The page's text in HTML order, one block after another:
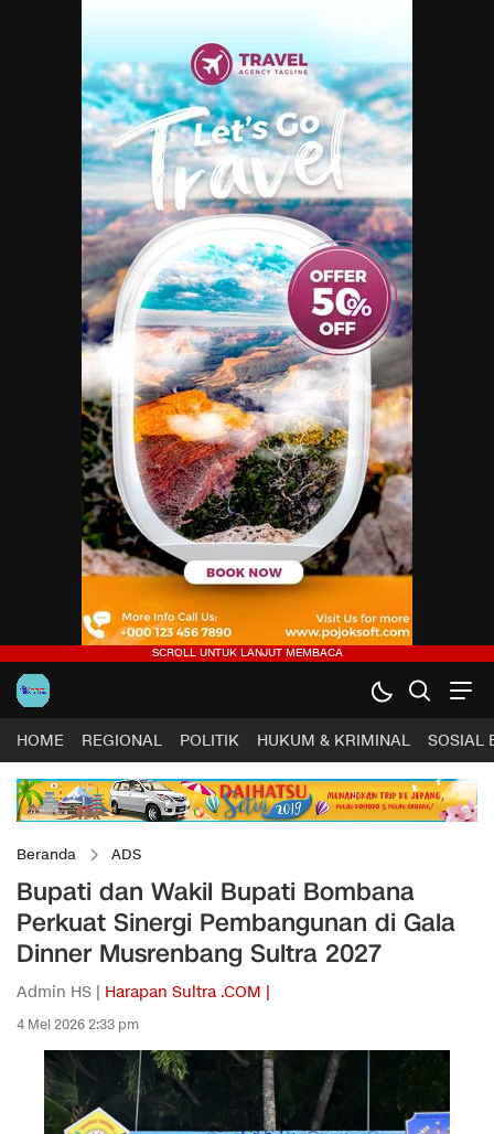
HOME REGIONAL POLITIK HUKUM & KRIMINAL SOSIAL
Beranda ADS
Bupati dan Wakil Bupati Bombana
Perkuat Sinergi Pembangunan di Gala
Dinner Musrenbang Sultra 2027
Admin HS | Harapan Sultra .COM |
4 Mei 2026 2:33 pm